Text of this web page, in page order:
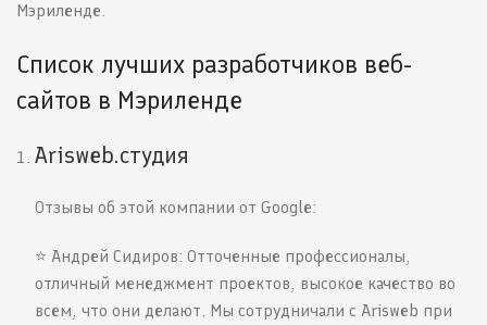
Мэриленде.
Список лучших разработчиков веб-
сайтов в Мэриленде
Arisweb.студия
Отзывы об этой компании от Google:
⭐️ Андрей Сидиров: Отточенные профессионалы,
отличный менеджмент проектов, высокое качество во
всем, что они делают. Мы сотрудничали с Arisweb при